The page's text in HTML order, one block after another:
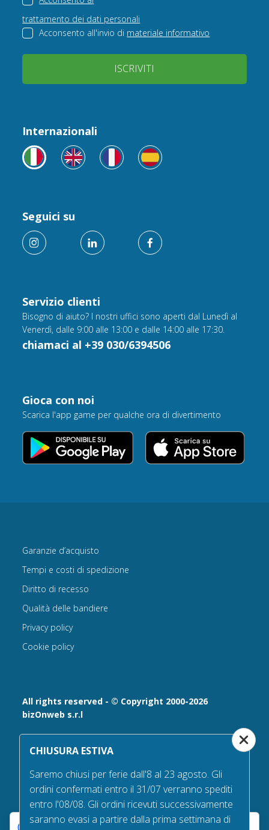
trattamento dei dati personali
Acconsento all'invio di materiale informativo
ISCRIVITI
Servizio clienti
Bisogno di aiuto? I nostri uffici sono aperti dal Lunedì al
Venerdì, dalle 9:00 alle 13:00 e dalle 14:00 alle 17:30.
chiamaci al +39 030/6394506
Internazionali
Seguici su
Gioca con noi
Scarica l'app game per qualche ora di divertimento
All rights reserved - © Copyright 2000-2026
bizOnweb s.r.l
Via Fratelli Bandiera 18, 25122 - Brescia, Italia
P.IVA 02232630984 - Iscrizione presso la Camera di
n° REA 432569 Capitale sociale versato Euro 25.000,00.
Tel +39.030 6394506
PECbizonweb@mailcertiﬁcatapec.it
Garanzie d’acquisto
Tempi e costi di spedizione
Diritto di recesso
Qualità delle bandiere
Privacy policy
Cookie policy
CHIUSURA ESTIVA
Saremo chiusi per ferie dall'8 al 23 agosto. Gli
ordini confermati entro il 31/07 verranno spediti
entro l'08/08. Gli ordini ricevuti successivamente
saranno evasi a partire dalla prima settimana di
Le tue preferenze relative alla privacy